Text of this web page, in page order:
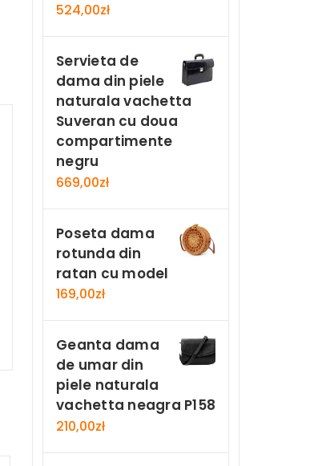
524,00zł
Servieta de
dama din piele
naturala vachetta
Suveran cu doua
compartimente
negru
669,00zł
Poseta dama
rotunda din
ratan cu model
169,00zł
Geanta dama
de umar din
piele naturala
vachetta neagra P158
210,00zł